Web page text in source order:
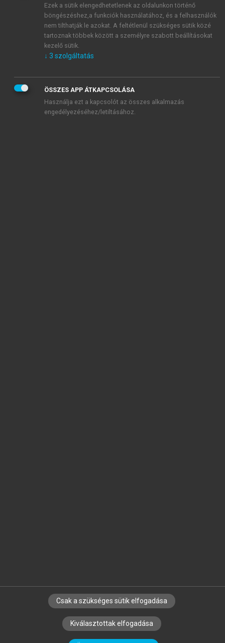
veszem és elfogadom.
Általános vásárlási feltételeket, valamint a szotar.netés a
mersz.huoldalak licencszerződéseiben foglaltakat
tudomásul veszem és elfogadom.
KIPRÓBÁLOM
SZERZŐKNEK CÉGEKNEK KÖNYVTÁROSOKNAK
SZERKESZTÉSI ÉS LEKTORÁLÁSI ALAPELVEK
Ezek a sütik elengedhetetlenek az oldalunkon történő
böngészéshez,a funkciók használatához, és a felhasználók
nem tilthatják le azokat. A feltétlenül szükséges sütik közé
tartoznak többek között a személyre szabott beállításokat
kezelő sütik.
↓ 3 szolgáltatás
ÖSSZES APP ÁTKAPCSOLÁSA
Használja ezt a kapcsolót az összes alkalmazás
engedélyezéséhez/letiltásához.
Csak a szükséges sütik elfogadása
Kiválasztottak elfogadása